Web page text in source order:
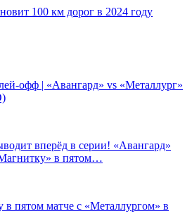
100 км дорог в 2024 году
офф | «Авангард» vs «Металлург»
вперёд в серии! «Авангард»
в пятом…
пятом матче с «Металлургом» в